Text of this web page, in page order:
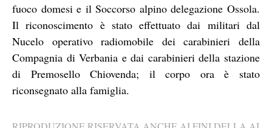
fuoco domesi e il Soccorso alpino delegazione Ossola.
Il riconoscimento è stato effettuato dai militari dal
Nucelo operativo radiomobile dei carabinieri della
Compagnia di Verbania e dai carabinieri della stazione
di Premosello Chiovenda; il corpo ora è stato
riconsegnato alla famiglia.